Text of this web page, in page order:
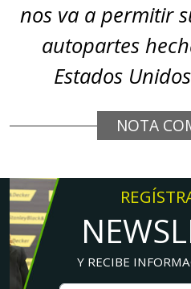
nos va a permitir
autopartes
Estados
NOTA
Y RECIBE